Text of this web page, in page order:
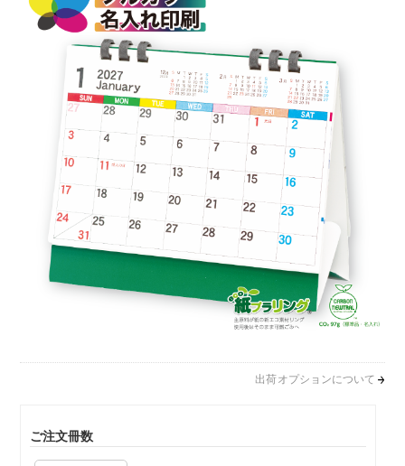
出荷オプションについて
ご注文冊数